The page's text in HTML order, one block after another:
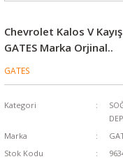
Chevrolet Kalos V
GATES Marka Orjinal..
GATES
Kategori
Marka
Stok Kodu